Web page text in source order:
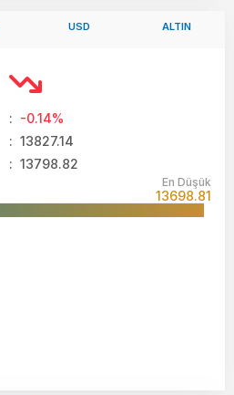
USD ALTIN
: -0.14%
: 13827.14
: 13798.82
En Düşük
13698.81